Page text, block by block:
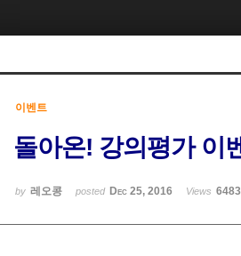
이벤트
돌아온! 강의평가 이
by 레오콩 posted Dec 25, 2016 Views 6483